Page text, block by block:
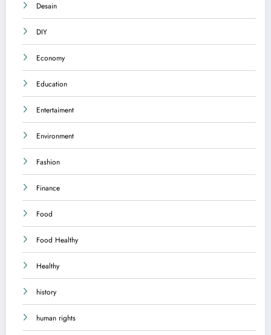
Desain
DIY
Economy
Education
Entertaiment
Environment
Fashion
Finance
Food
Food Healthy
Healthy
history
human rights